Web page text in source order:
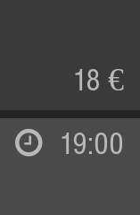
18 €
19:00